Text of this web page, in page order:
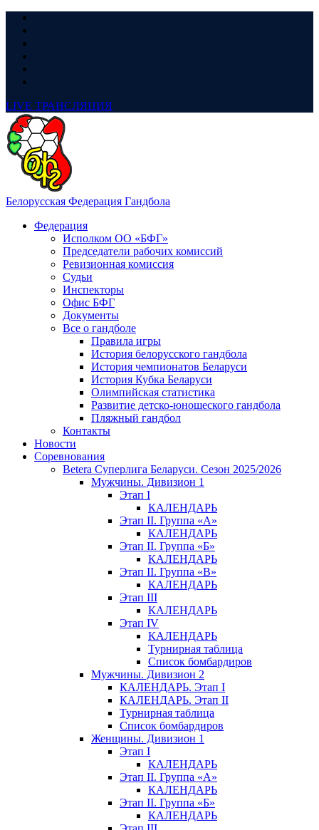
LIVE ТРАНСЛЯЦИЯ
Белорусская Федерация Гандбола
Федерация
Исполком ОО «БФГ»
Председатели рабочих комиссий
Ревизионная комиссия
Судьи
Инспекторы
Офис БФГ
Документы
Все о гандболе
Правила игры
История белорусского гандбола
История чемпионатов Беларуси
История Кубка Беларуси
Олимпийская статистика
Развитие детско-юношеского гандбола
Пляжный гандбол
Контакты
Новости
Соревнования
Betera Суперлига Беларуси. Сезон 2025/2026
Мужчины. Дивизион 1
Этап I
КАЛЕНДАРЬ
Этап II. Группа «А»
КАЛЕНДАРЬ
Этап II. Группа «Б»
КАЛЕНДАРЬ
Этап II. Группа «В»
КАЛЕНДАРЬ
Этап III
КАЛЕНДАРЬ
Этап IV
КАЛЕНДАРЬ
Турнирная таблица
Список бомбардиров
Мужчины. Дивизион 2
КАЛЕНДАРЬ. Этап I
КАЛЕНДАРЬ. Этап II
Турнирная таблица
Список бомбардиров
Женщины. Дивизион 1
Этап I
КАЛЕНДАРЬ
Этап II. Группа «А»
КАЛЕНДАРЬ
Этап II. Группа «Б»
КАЛЕНДАРЬ